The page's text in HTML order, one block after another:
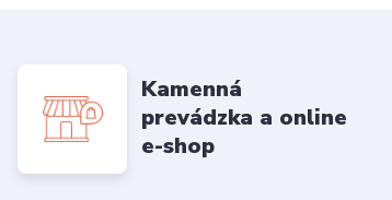
Kamenná
prevádzka a online
e-shop